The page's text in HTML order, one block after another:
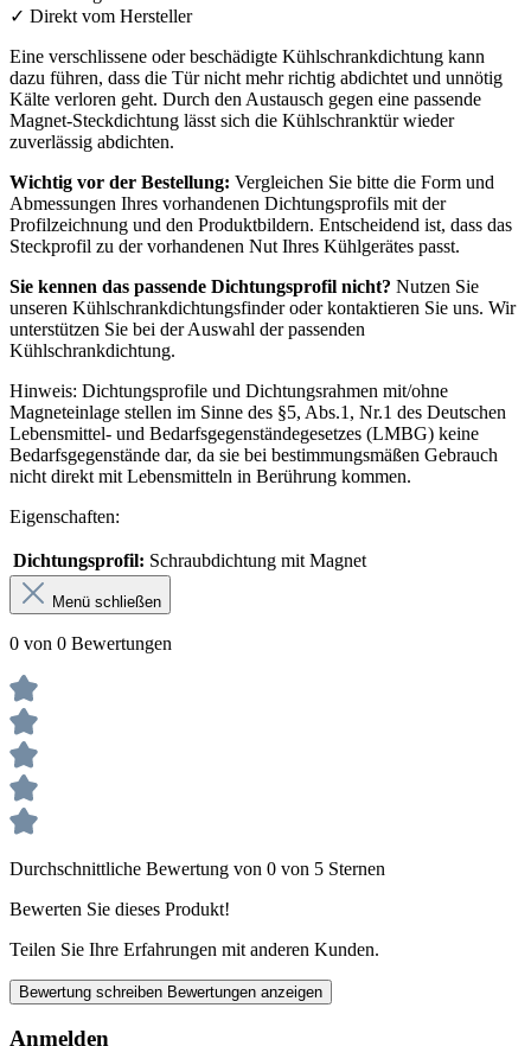
✓ Direkt vom Hersteller
Eine verschlissene oder beschädigte Kühlschrankdichtung kann
dazu führen, dass die Tür nicht mehr richtig abdichtet und unnötig
Kälte verloren geht. Durch den Austausch gegen eine passende
Magnet-Steckdichtung lässt sich die Kühlschranktür wieder
zuverlässig abdichten.
Wichtig vor der Bestellung: Vergleichen Sie bitte die Form und
Abmessungen Ihres vorhandenen Dichtungsprofils mit der
Profilzeichnung und den Produktbildern. Entscheidend ist, dass das
Steckprofil zu der vorhandenen Nut Ihres Kühlgerätes passt.
Sie kennen das passende Dichtungsprofil nicht? Nutzen Sie
unseren Kühlschrankdichtungsfinder oder kontaktieren Sie uns. Wir
unterstützen Sie bei der Auswahl der passenden
Kühlschrankdichtung.
Hinweis: Dichtungsprofile und Dichtungsrahmen mit/ohne
Magneteinlage stellen im Sinne des §5, Abs.1, Nr.1 des Deutschen
Lebensmittel- und Bedarfsgegenständegesetzes (LMBG) keine
Bedarfsgegenstände dar, da sie bei bestimmungsmäßen Gebrauch
nicht direkt mit Lebensmitteln in Berührung kommen.
Eigenschaften:
Dichtungsprofil: Schraubdichtung mit Magnet
Menü schließen
0 von 0 Bewertungen
Durchschnittliche Bewertung von 0 von 5 Sternen
Bewerten Sie dieses Produkt!
Teilen Sie Ihre Erfahrungen mit anderen Kunden.
Bewertung schreiben Bewertungen anzeigen
Anmelden